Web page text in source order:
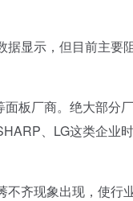
显示，但目前主要
厂商。绝大部分厂
、LG这类企业
齐现象出现，使行